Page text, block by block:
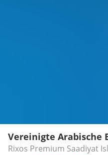
Vereinigte Arabische
Rixos Premium Saadiyat